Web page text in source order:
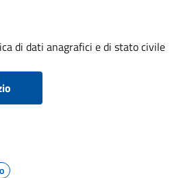
di dati anagrafici e di stato civile